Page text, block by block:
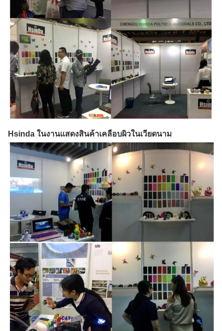
Hsinda ในงานแสดงสินค้าเคลือบผิวในเวียดนาม